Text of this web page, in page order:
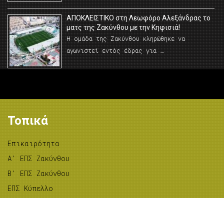
AΠΟΚΛΕΙΣΤΙΚΟ στη Λεωφόρο Αλεξάνδρας το
ματς της Ζακύνθου με την Κηφισιά!
Η ομάδα της Ζακύνθου κληρώθηκε να
αγωνιστεί εντός έδρας για …
Τοπικά
Επικαιρότητα
A’ ΕΠΣ Ζακύνθου
B’ ΕΠΣ Ζακύνθου
ΕΠΣ Κύπελλο